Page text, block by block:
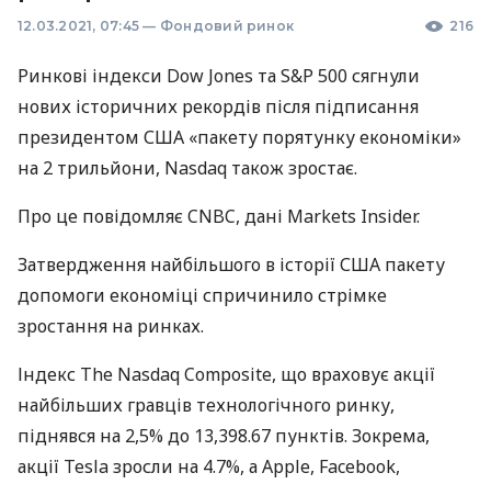
12.03.2021, 07:45 — Фондовий ринок 216
Ринкові індекси Dow Jones та S&P 500 сягнули
нових історичних рекордів після підписання
президентом США «пакету порятунку економіки»
на 2 трильйони, Nasdaq також зростає.
Про це повідомляєCNBC, дані Markets Insider.
Затвердження найбільшого в історії США пакету
допомоги економіці спричинило стрімке
зростання на ринках.
Індекс The Nasdaq Composite, що враховує акції
найбільших гравців технологічного ринку,
піднявся на 2,5% до 13,398.67 пунктів. Зокрема,
акції Tesla зросли на 4.7%, а Apple, Facebook,